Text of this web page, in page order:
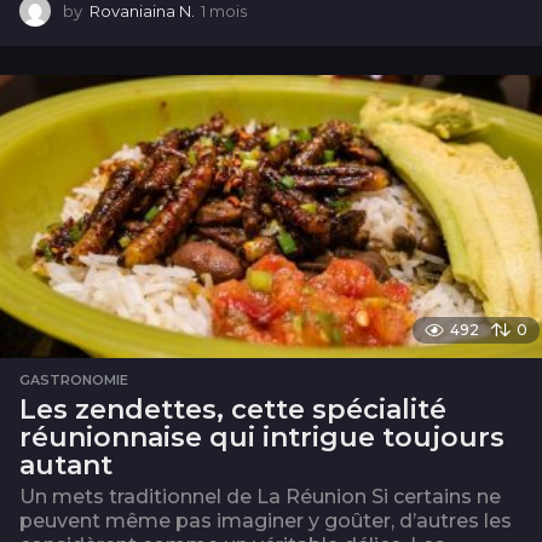
by Rovaniaina N. 1 mois
i
492 0
GASTRONOMIE
Les zendettes, cette spécialité
réunionnaise qui intrigue toujours
autant
Un mets traditionnel de La Réunion Si certains ne
peuvent même pas imaginer y goûter, d’autres les